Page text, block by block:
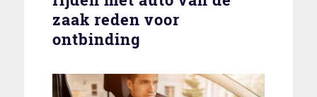
zaak reden voor
ontbinding